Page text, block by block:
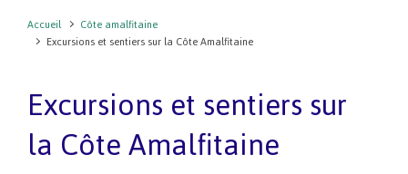
Accueil
Côte amalfitaine
Excursions et sentiers sur la Côte Amalfitaine
Excursions et sentiers sur
la Côte Amalfitaine